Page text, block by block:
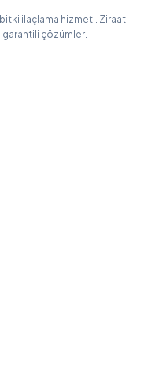
ilaçlama hizmeti. Ziraat
garantili çözümler.